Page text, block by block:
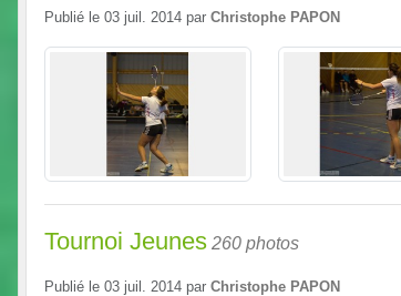
Publié le 03 juil. 2014 par Christophe PAPON
Tournoi Jeunes 260 photos
Publié le 03 juil. 2014 par Christophe PAPON